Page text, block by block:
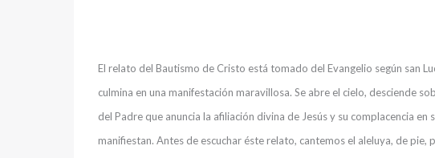
El relato del Bautismo de Cristo está tomado del Evangelio según san
culmina en una manifestación maravillosa. Se abre el cielo, desciende
del Padre que anuncia la afiliación divina de Jesús y su complacencia en
manifiestan. Antes de escuchar éste relato, cantemos el aleluya, de pie,